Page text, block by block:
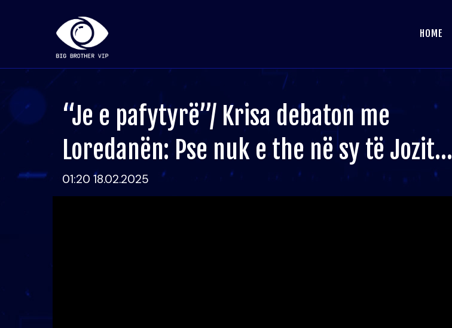
HOME
“Je e pafytyrë”/ Krisa debaton me
Loredanën: Pse nuk e the në sy të Jozit…
01:20 18.02.2025